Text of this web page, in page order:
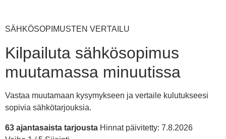
SÄHKÖSOPIMUSTEN VERTAILU
Kilpailuta sähkösopimus
muutamassa minuutissa
Vastaa muutamaan kysymykseen ja vertaile kulutukseesi
sopivia sähkötarjouksia.
63 ajantasaista tarjousta Hinnat päivitetty: 7.8.2026